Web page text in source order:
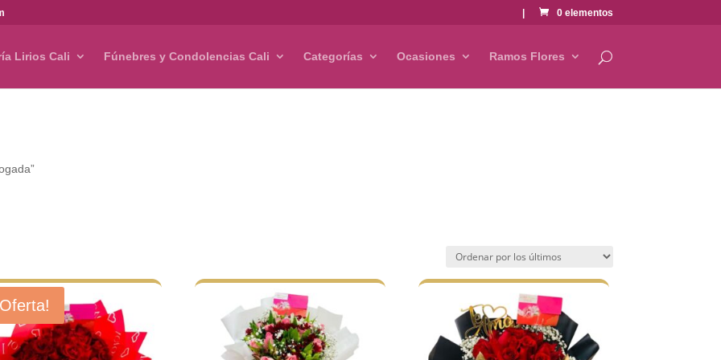
0 elementos
Lirios Cali Fúnebres y Condolencias Cali Categorías Ocasiones Ramos Flores